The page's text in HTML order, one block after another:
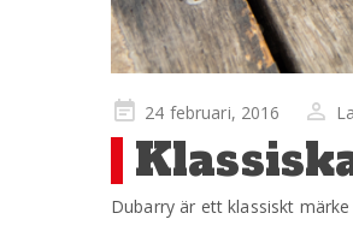
Publicerad
på
24 februari, 2016
Dubarry är ett klassiskt